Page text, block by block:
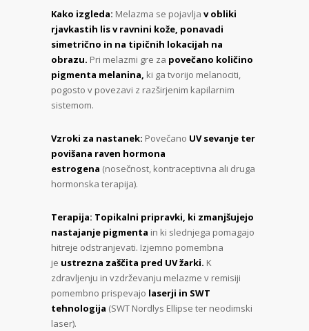
Kako izgleda: Melazma se pojavlja v obliki
rjavkastih lis v ravnini kože, ponavadi
simetrično in na tipičnih lokacijah na
obrazu. Pri melazmi gre za povečano količino
pigmenta melanina, ki ga tvorijo melanociti,
pogosto v povezavi z razširjenim kapilarnim
sistemom.
Vzroki za nastanek: Povečano UV sevanje ter
povišana raven hormona
estrogena (nosečnost, kontraceptivna ali druga
hormonska terapija).
Terapija: Topikalni pripravki, ki zmanjšujejo
nastajanje pigmenta in ki slednjega pomagajo
hitreje odstranjevati. Izjemno pomembna
je ustrezna zaščita pred UV žarki. K
zdravljenju in vzdrževanju melazme v remisiji
pomembno prispevajo laserji in SWT
tehnologija (SWT Nordlys Ellipse ter neodimski
laser).